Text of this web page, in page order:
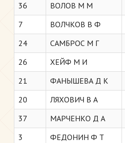
36
ВОЛОВ М М
7
ВОЛЧКОВ В Ф
24
САМБРОС М Г
26
ХЕЙФ М И
21
ФАНЫШЕВА Д К
20
ЛЯХОВИЧ В А
37
МАРЧЕНКО Д А
3
ФЕДОНИН Ф Т